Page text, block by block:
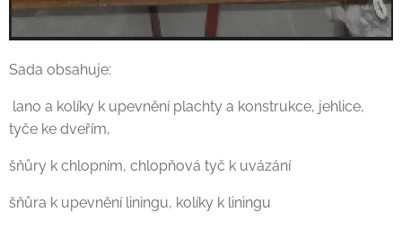
Sada obsahuje:
lano a kolíky k upevnění plachty a konstrukce, jehlice,
tyče ke dveřím,
šňůry k chlopním, chlopňová tyč k uvázání
šňůra k upevnění liningu, kolíky k liningu